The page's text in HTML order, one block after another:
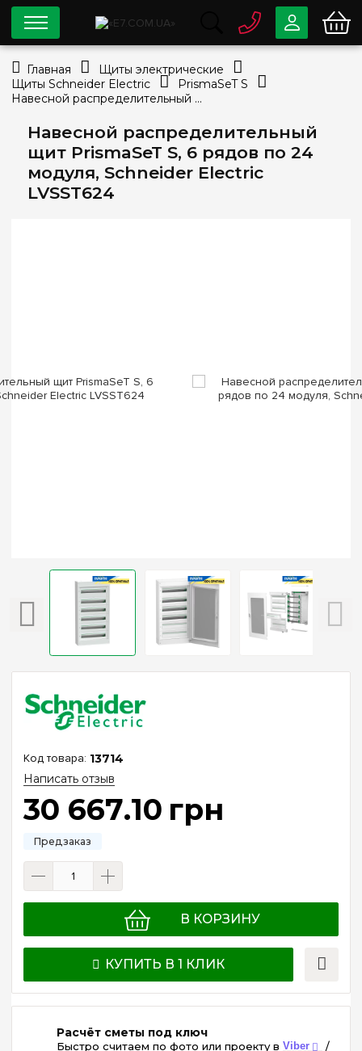
Навесной распределительный
щит PrismaSeT S, 6 рядов по 24
модуля, Schneider Electric
LVSST624
13714
Написать отзыв
30 667.10 грн
В КОРЗИНУ
КУПИТЬ В 1 КЛИК
Расчёт сметы под ключ
Быстро считаем по фото или проекту в Viber /
0 800 33-63-07
Бесплатно
info@e7.com.ua
Viber Telegram
Главная
Щиты электрические
Щиты Schneider Electric
PrismaSeT S
Навесной распределительный щит PrismaSeT S, 6 рядов по 24 модуля, Schneider Electric LVSST624